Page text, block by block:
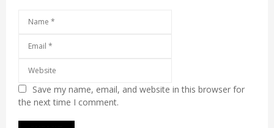
Save my name, email, and website in this browser for
the next time I comment.